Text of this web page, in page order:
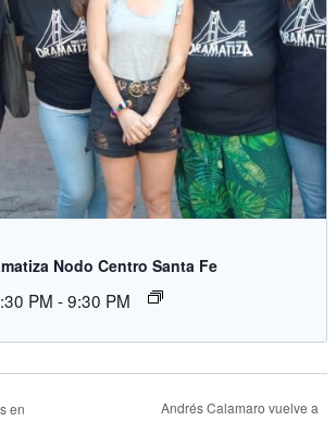
Nodo Centro Santa Fe
PM -9:30 PM
en
Andrés Calamaro vuelve a